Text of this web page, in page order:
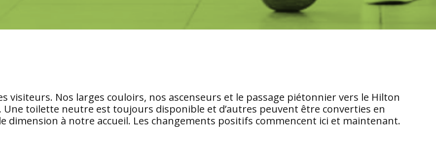
visiteurs. Nos larges couloirs, nos ascenseurs et le passage piétonnier vers le Hilton
Une toilette neutre est toujours disponible et d’autres peuvent être converties en
dimension à notre accueil. Les changements positifs commencent ici et maintenant.